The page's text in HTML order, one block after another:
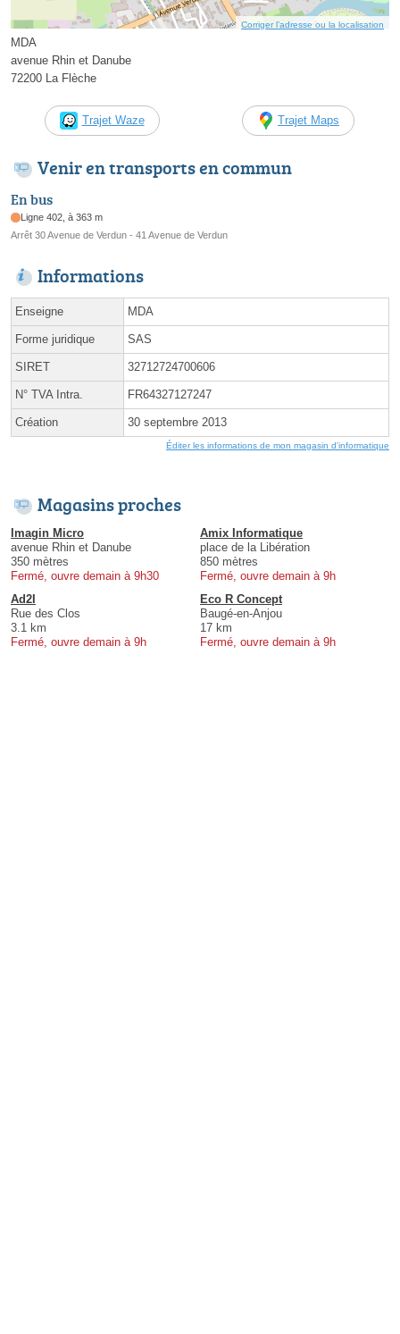
Corriger l’adresse ou la localisation
MDA
avenue Rhin et Danube
72200 La Flèche
Trajet Waze Trajet Maps
Venir en transports en commun
En bus
Ligne 402, à 363 m
Arrêt 30 Avenue de Verdun - 41 Avenue de Verdun
Informations
Enseigne MDA
Forme juridique SAS
SIRET 32712724700606
N° TVA Intra. FR64327127247
Création 30 septembre 2013
Éditer les informations de mon magasin d'informatique
Magasins proches
Imagin Micro
avenue Rhin et Danube
350 mètres
Fermé, ouvre demain à 9h30
Amix Informatique
place de la Libération
850 mètres
Fermé, ouvre demain à 9h
Ad2I
Rue des Clos
3.1 km
Fermé, ouvre demain à 9h
Eco R Concept
Baugé-en-Anjou
17 km
Fermé, ouvre demain à 9h